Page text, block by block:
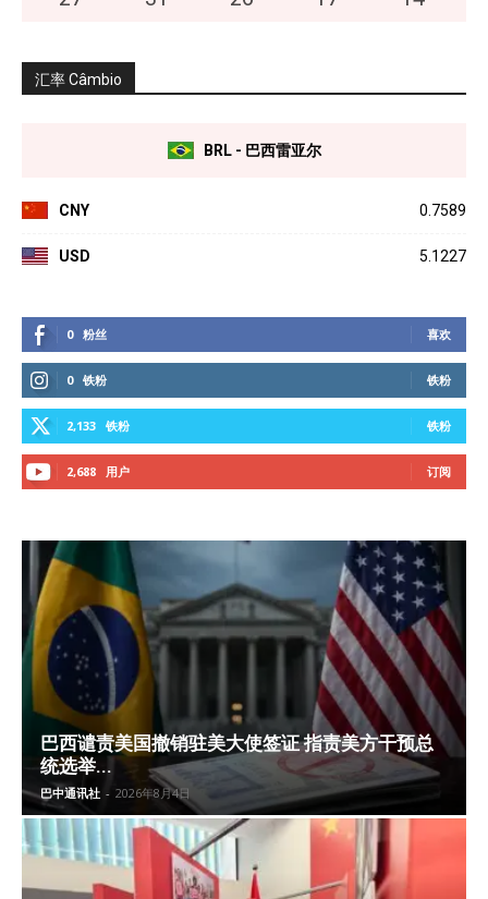
汇率 Câmbio
BRL - 巴西雷亚尔
CNY 0.7589
USD 5.1227
0 粉丝 喜欢
0 铁粉 铁粉
2,133 铁粉 铁粉
2,688 用户 订阅
巴西谴责美国撤销驻美大使签证 指责美方干预总
统选举...
巴中通讯社 - 2026年8月4日